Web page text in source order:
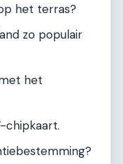
het terras?
zo populair
het
chipkaart.